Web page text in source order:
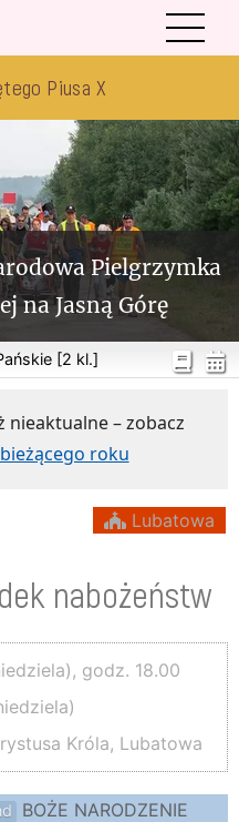
Piusa X
Pielgrzymka
na Jasną Górę
[2 kl.]
nieaktualne – zobacz
roku
Lubatowa
nabożeństw
godz. 18.00
Króla, Lubatowa
BOŻE NARODZENIE